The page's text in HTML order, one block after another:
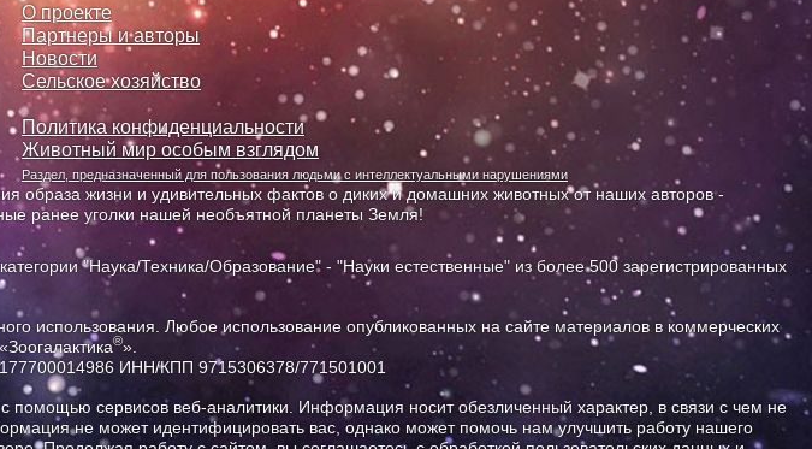
О проекте
Партнеры и авторы
Новости
Сельское хозяйство
Политика конфиденциальности
Животный мир особым взглядом
Раздел, предназначенный для пользования людьми с интеллектуальными нарушениями
образа жизни и удивительных фактов о диких и домашних животных от наших авторов -
ранее уголки нашей необъятной планеты Земля!
"Наука/Техника/Образование" - "Науки естественные" из более 500 зарегистрированных
использования. Любое использование опубликованных на сайте материалов в коммерческих
®».
ИНН/КПП 9715306378/771501001
помощью сервисов веб-аналитики. Информация носит обезличенный характер, в связи с чем не
не может идентифицировать вас, однако может помочь нам улучшить работу нашего